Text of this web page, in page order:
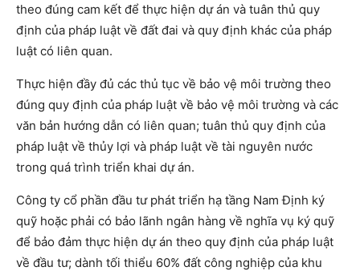
theo đúng cam kết để thực hiện dự án và tuân thủ quy
định của pháp luật về đất đai và quy định khác của pháp
luật có liên quan.
Thực hiện đầy đủ các thủ tục về bảo vệ môi trường theo
đúng quy định của pháp luật về bảo vệ môi trường và các
văn bản hướng dẫn có liên quan; tuân thủ quy định của
pháp luật về thủy lợi và pháp luật về tài nguyên nước
trong quá trình triển khai dự án.
Công ty cổ phần đầu tư phát triển hạ tầng Nam Định ký
quỹ hoặc phải có bảo lãnh ngân hàng về nghĩa vụ ký quỹ
để bảo đảm thực hiện dự án theo quy định của pháp luật
về đầu tư; dành tối thiểu 60% đất công nghiệp của khu